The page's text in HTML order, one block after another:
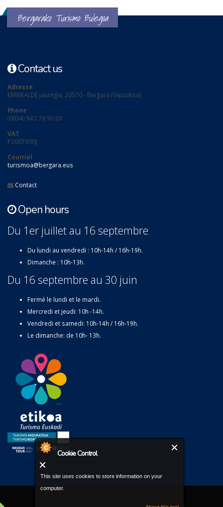
Cookie Control
This site uses cookies to store information on your
computer.
Bergarako Turismo Bulegoa
Contact us
Adresse
ERREKALDE jauregia, 20570 - Bergara (Gipuzkoa)
Phone
(0034) 943 76 90 03
VAT
P2007900J
Courriel
turismoa@bergara.eus
Contact
Open hours
Du 1er juillet au 16 septembre
Du lundi au vendredi : 10h-14h / 16h-19h.
Dimanche : 10h-13h.
Du 16 septembre au 30 juin
Fermé le lundi et le mardi.
Mercredi et jeudi: 10h -14h.
Vendredi et samedi: 10h-14h / 16h-19h.
Le dimanche: de 10h- 13h.